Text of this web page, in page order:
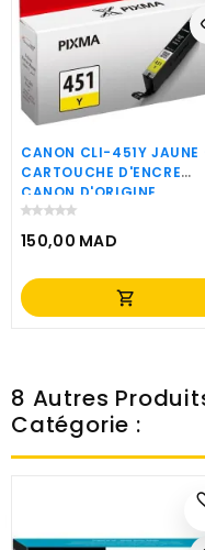
CANON CLI-451Y JAUNE
CARTOUCHE D'ENCRE
CANON D'ORIGINE
(6526B001AA)
150,00 MAD
Prix
shopping_cart
8 Autres
Catégorie :